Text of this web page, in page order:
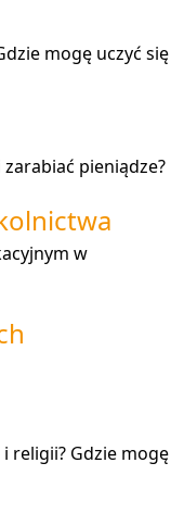
mogę uczyć się
pieniądze?
w
religii? Gdzie mogę